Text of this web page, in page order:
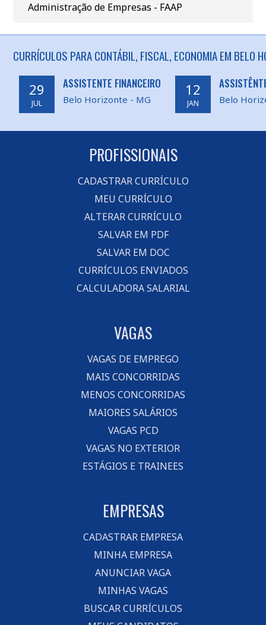
Administração de Empresas - FAAP
CURRÍCULOS PARA CONTÁBIL, FISCAL, ECONOMIA EM BELO
29
JUL
ASSISTENTE FINANCEIRO
Belo Horizonte - MG
12
JAN Belo
PROFISSIONAIS
CADASTRAR CURRÍCULO
MEU CURRÍCULO
ALTERAR CURRÍCULO
SALVAR EM PDF
SALVAR EM DOC
CURRÍCULOS ENVIADOS
CALCULADORA SALARIAL
VAGAS
VAGAS DE EMPREGO
MAIS CONCORRIDAS
MENOS CONCORRIDAS
MAIORES SALÁRIOS
VAGAS PCD
VAGAS NO EXTERIOR
ESTÁGIOS E TRAINEES
EMPRESAS
CADASTRAR EMPRESA
MINHA EMPRESA
ANUNCIAR VAGA
MINHAS VAGAS
BUSCAR CURRÍCULOS